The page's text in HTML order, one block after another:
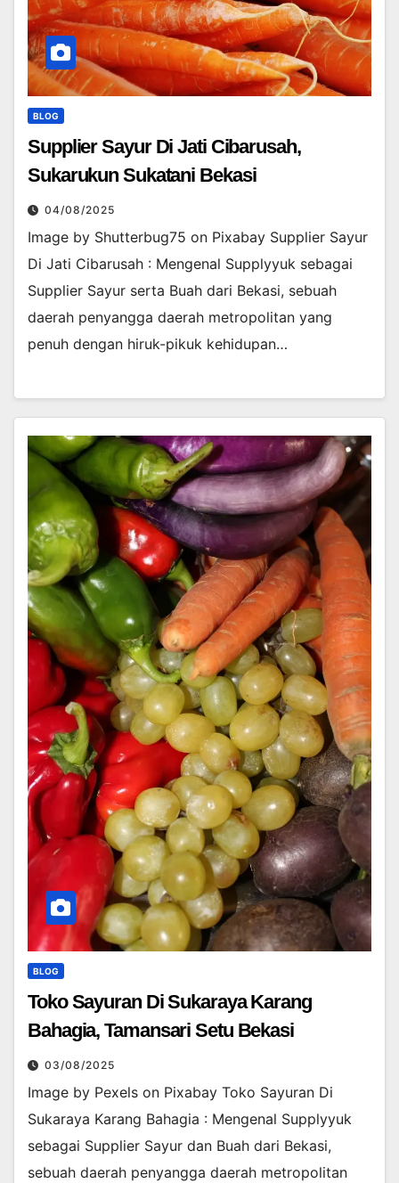
BLOG
Supplier Sayur Di Jati Cibarusah,
Sukarukun Sukatani Bekasi
04/08/2025
Image by Shutterbug75 on Pixabay Supplier Sayur
Di Jati Cibarusah : Mengenal Supplyyuk sebagai
Supplier Sayur serta Buah dari Bekasi, sebuah
daerah penyangga daerah metropolitan yang
penuh dengan hiruk-pikuk kehidupan…
BLOG
Toko Sayuran Di Sukaraya Karang
Bahagia, Tamansari Setu Bekasi
03/08/2025
Image by Pexels on Pixabay Toko Sayuran Di
Sukaraya Karang Bahagia : Mengenal Supplyyuk
sebagai Supplier Sayur dan Buah dari Bekasi,
sebuah daerah penyangga daerah metropolitan